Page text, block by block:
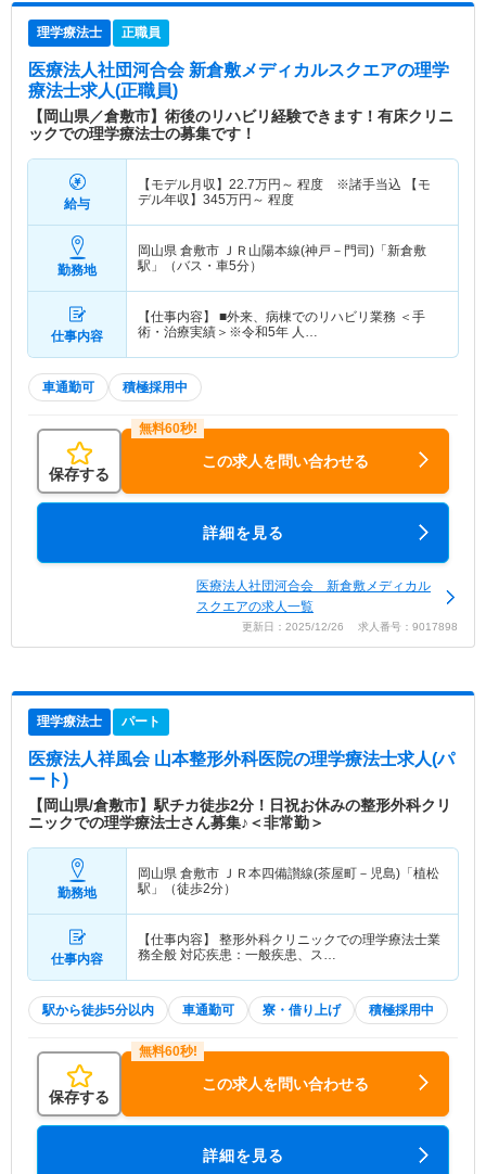
理学療法士 正職員
医療法人社団河合会 新倉敷メディカルスクエアの理学
療法士求人(正職員)
【岡山県／倉敷市】術後のリハビリ経験できます！有床クリニ
ックでの理学療法士の募集です！
給与
【モデル月収】 22.7万円～ 程度 ※諸手当込 【モ
デル年収】 345万円～ 程度
勤務地
岡山県 倉敷市 ＪＲ山陽本線(神戸－門司)「新倉敷
駅」（バス・車5分）
仕事内容
【仕事内容】 ■外来、病棟でのリハビリ業務 ＜手
術・治療実績＞※令和5年 人…
車通勤可 積極採用中
保存する
この求人を問い合わせる
詳細を見る
医療法人社団河合会 新倉敷メディカル
スクエアの求人一覧
更新日：2025/12/26 求人番号：9017898
理学療法士 パート
医療法人祥風会 山本整形外科医院の理学療法士求人(パ
ート)
【岡山県/倉敷市】駅チカ徒歩2分！日祝お休みの整形外科クリ
ニックでの理学療法士さん募集♪＜非常勤＞
勤務地
岡山県 倉敷市 ＪＲ本四備讃線(茶屋町－児島)「植松
駅」（徒歩2分）
仕事内容
【仕事内容】 整形外科クリニックでの理学療法士業
務全般 対応疾患：一般疾患、ス…
駅から徒歩5分以内 車通勤可 寮・借り上げ 積極採用中
保存する
この求人を問い合わせる
詳細を見る